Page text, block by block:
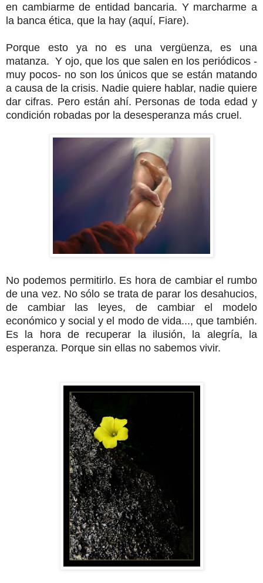
en cambiarme de entidad bancaria. Y marcharme a
la banca ética, que la hay (aquí, Fiare).
Porque esto ya no es una vergüenza, es una
matanza. Y ojo, que los que salen en los periódicos -
muy pocos- no son los únicos que se están matando
a causa de la crisis. Nadie quiere hablar, nadie quiere
dar cifras. Pero están ahí. Personas de toda edad y
condición robadas por la desesperanza más cruel.
No podemos permitirlo. Es hora de cambiar el rumbo
de una vez. No sólo se trata de parar los desahucios,
de cambiar las leyes, de cambiar el modelo
económico y social y el modo de vida..., que también.
Es la hora de recuperar la ilusión, la alegría, la
esperanza. Porque sin ellas no sabemos vivir.